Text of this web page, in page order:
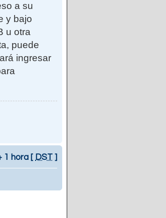
a su
y bajo
u otra
puede
ingresar
1 hora [ DST ]